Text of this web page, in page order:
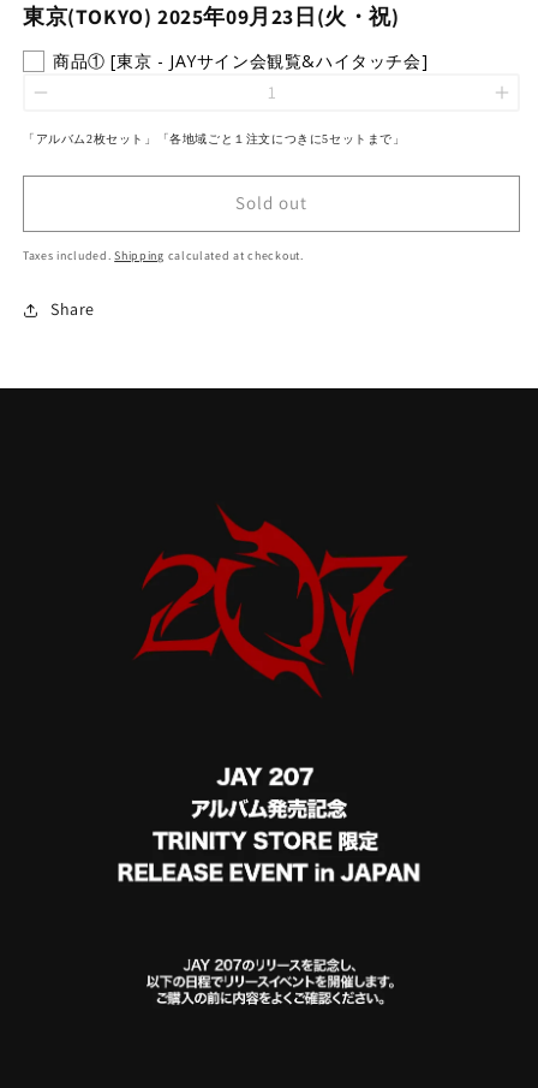
東京(TOKYO) 2025年09月23日(火・祝)
商品① [東京 - JAYサイン会観覧&ハイタッチ会]
「アルバム2枚セット」 「各地域ごと１注文につきに5セット まで 」
Sold out
Taxes included.Shipping calculated at checkout.
Share